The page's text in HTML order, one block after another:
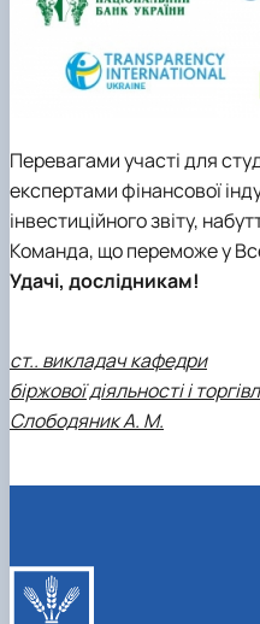
Перевагами участі для
експертами фінансової
інвестиційного звіту,
Команда, що переможе у
Удачі, дослідникам!
ст.. викладач кафедри
біржової діяльності і
Слободяник А. М.